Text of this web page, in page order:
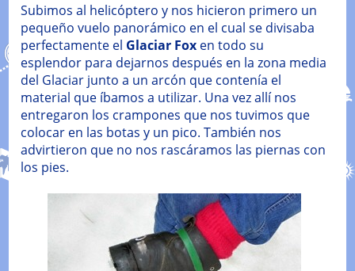
Subimos al helicóptero y nos hicieron primero un
pequeño vuelo panorámico en el cual se divisaba
perfectamente el Glaciar Foxen todo su
esplendor para dejarnos después en la zona media
del Glaciar junto a un arcón que contenía el
material que íbamos a utilizar. Una vez allí nos
entregaron los crampones que nos tuvimos que
colocar en las botas y un pico. También nos
advirtieron que no nos rascáramos las piernas con
los pies.